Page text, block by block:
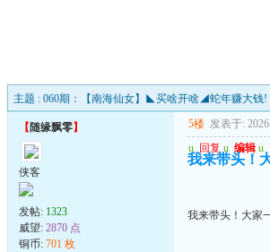
主题 : 060期：【南海仙女】◣买啥开啥◢蛇年赚大钱!
【 随缘飘零】
侠客
发帖: 1323
威望: 2870 点
铜币: 701 枚
5楼 发表于:
u 回复 u 编辑 u
我来带头！
我来带头！大家